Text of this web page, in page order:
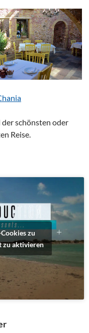
schönsten oder
Reise.
zu
zu aktivieren